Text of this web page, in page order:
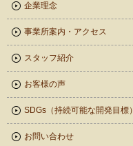
企業理念
事業所案内・アクセス
スタッフ紹介
お客様の声
SDGs（持続可能な開発目標）
お問い合わせ